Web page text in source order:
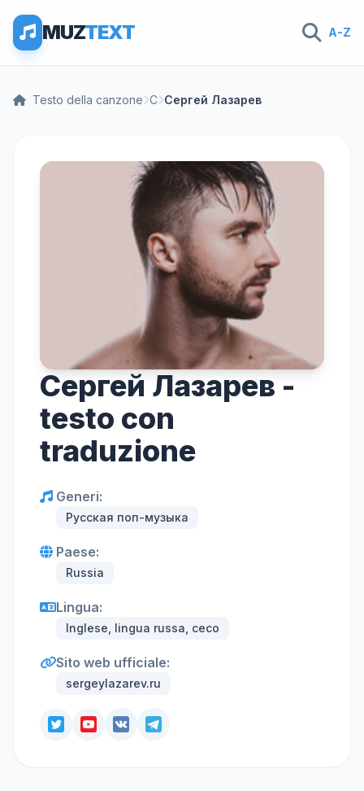
MUZTEXT A-Z
Testo della canzone С Сергей Лазарев
Сергей Лазарев -
testo con
traduzione
Generi:
Русская поп-музыка
Paese:
Russia
Lingua:
Inglese, lingua russa, ceco
Sito web ufficiale:
sergeylazarev.ru